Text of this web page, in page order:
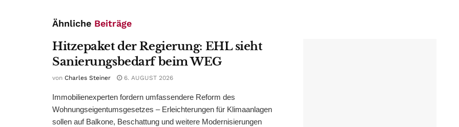
Ähnliche Beiträge
Hitzepaket der Regierung: EHL sieht
Sanierungsbedarf beim WEG
von Charles Steiner 6. AUGUST 2026
Immobilienexperten fordern umfassendere Reform des
Wohnungseigentumsgesetzes – Erleichterungen für Klimaanlagen
sollen auf Balkone, Beschattung und weitere Modernisierungen